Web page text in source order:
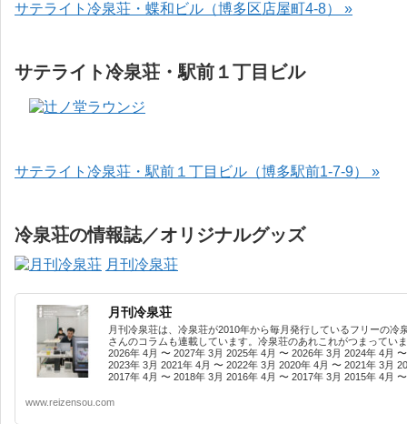
サテライト冷泉荘・蝶和ビル（博多区店屋町4-8） »
サテライト冷泉荘・駅前１丁目ビル
サテライト冷泉荘・駅前１丁目ビル（博多駅前1-7-9） »
冷泉荘の情報誌／オリジナルグッズ
月刊冷泉荘
月刊冷泉荘
月刊冷泉荘は、冷泉荘が2010年から毎月発行しているフリーの
さんのコラムも連載しています。冷泉荘のあれこれがつまってい
2026年 4月 〜 2027年 3月 2025年 4月 〜 2026年 3月 2024年 4月
2023年 3月 2021年 4月 〜 2022年 3月 2020年 4月 〜 2021年 3月
2017年 4月 〜 2018年 3月 2016年 4月 〜 2017年 3月 2015年 4月
www.reizensou.com